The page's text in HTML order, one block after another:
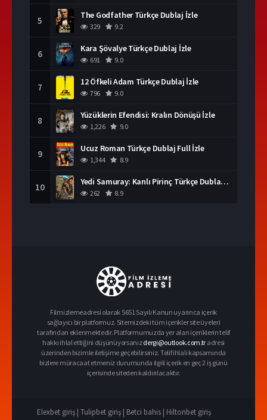
5 The Godfather Türkçe Dublaj İzle
329 9.2
6 Kara Şövalye Türkçe Dublaj İzle
691 9.0
7 12 Öfkeli Adam Türkçe Dublaj İzle
796 9.0
8 Yüzüklerin Efendisi: Kralın Dönüşü İzle
1,226 9.0
9 Ucuz Roman Türkçe Dublaj Full İzle
1,344 8.9
10 Yedi Samuray: Kanlı Pirinç Türkçe Dublaj İzle
262 8.9
Filmizlemeadresi olarak 5651 Sayılı Kanun uyarınca içerik
sağlayıcı bir platformuz. Sitemizdeki tüm içerikler site üyeleri
tarafından eklenmektedir. Platformumuzda yer alan içeriklerin telif
hakkı ihlal ettiğini düşünüyorsanızdergi@outlook.com.tr adresi
üzerinden bizimle iletişime geçebilirsiniz. Telif ihlali kapsamında
bizlere müracaat etmeniz durumunda ilgili içerik en geç 2 iş günü
içerisinde siteden kaldırılacaktır.
Elexbet giriş | Tulipbet giriş | Betci bahis | Hiltonbet giriş